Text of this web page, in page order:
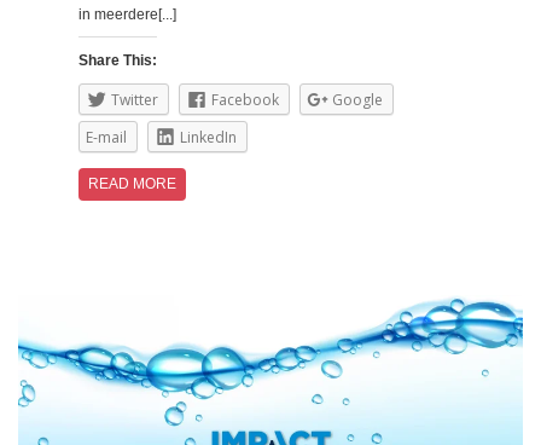
in meerdere[...]
Share This:
Twitter Facebook
Google
E-mail
LinkedIn
READ MORE